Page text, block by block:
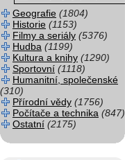
Geografie (1804)
Historie (1153)
Filmy a seriály (5376)
Hudba (1199)
Kultura a knihy (1290)
Sportovní (1118)
Humanitní, společenské
(310)
Přírodní vědy (1756)
Počítače a technika (847)
Ostatní (2175)